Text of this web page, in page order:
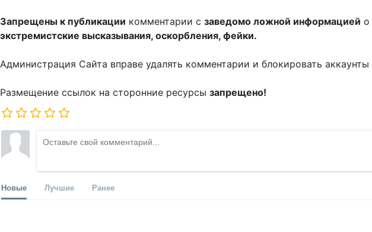
Запрещены к публикации комментарии с заведомо ложной информацией о
экстремистские высказывания, оскорбления, фейки.
Администрация Сайта вправе удалять комментарии и блокировать
Размещение ссылок на сторонние ресурсы запрещено!
Новые Лучшие Ранее